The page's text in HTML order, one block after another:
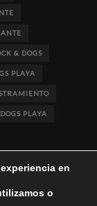
& DOGS
PLAYA
PLAYA
en
o